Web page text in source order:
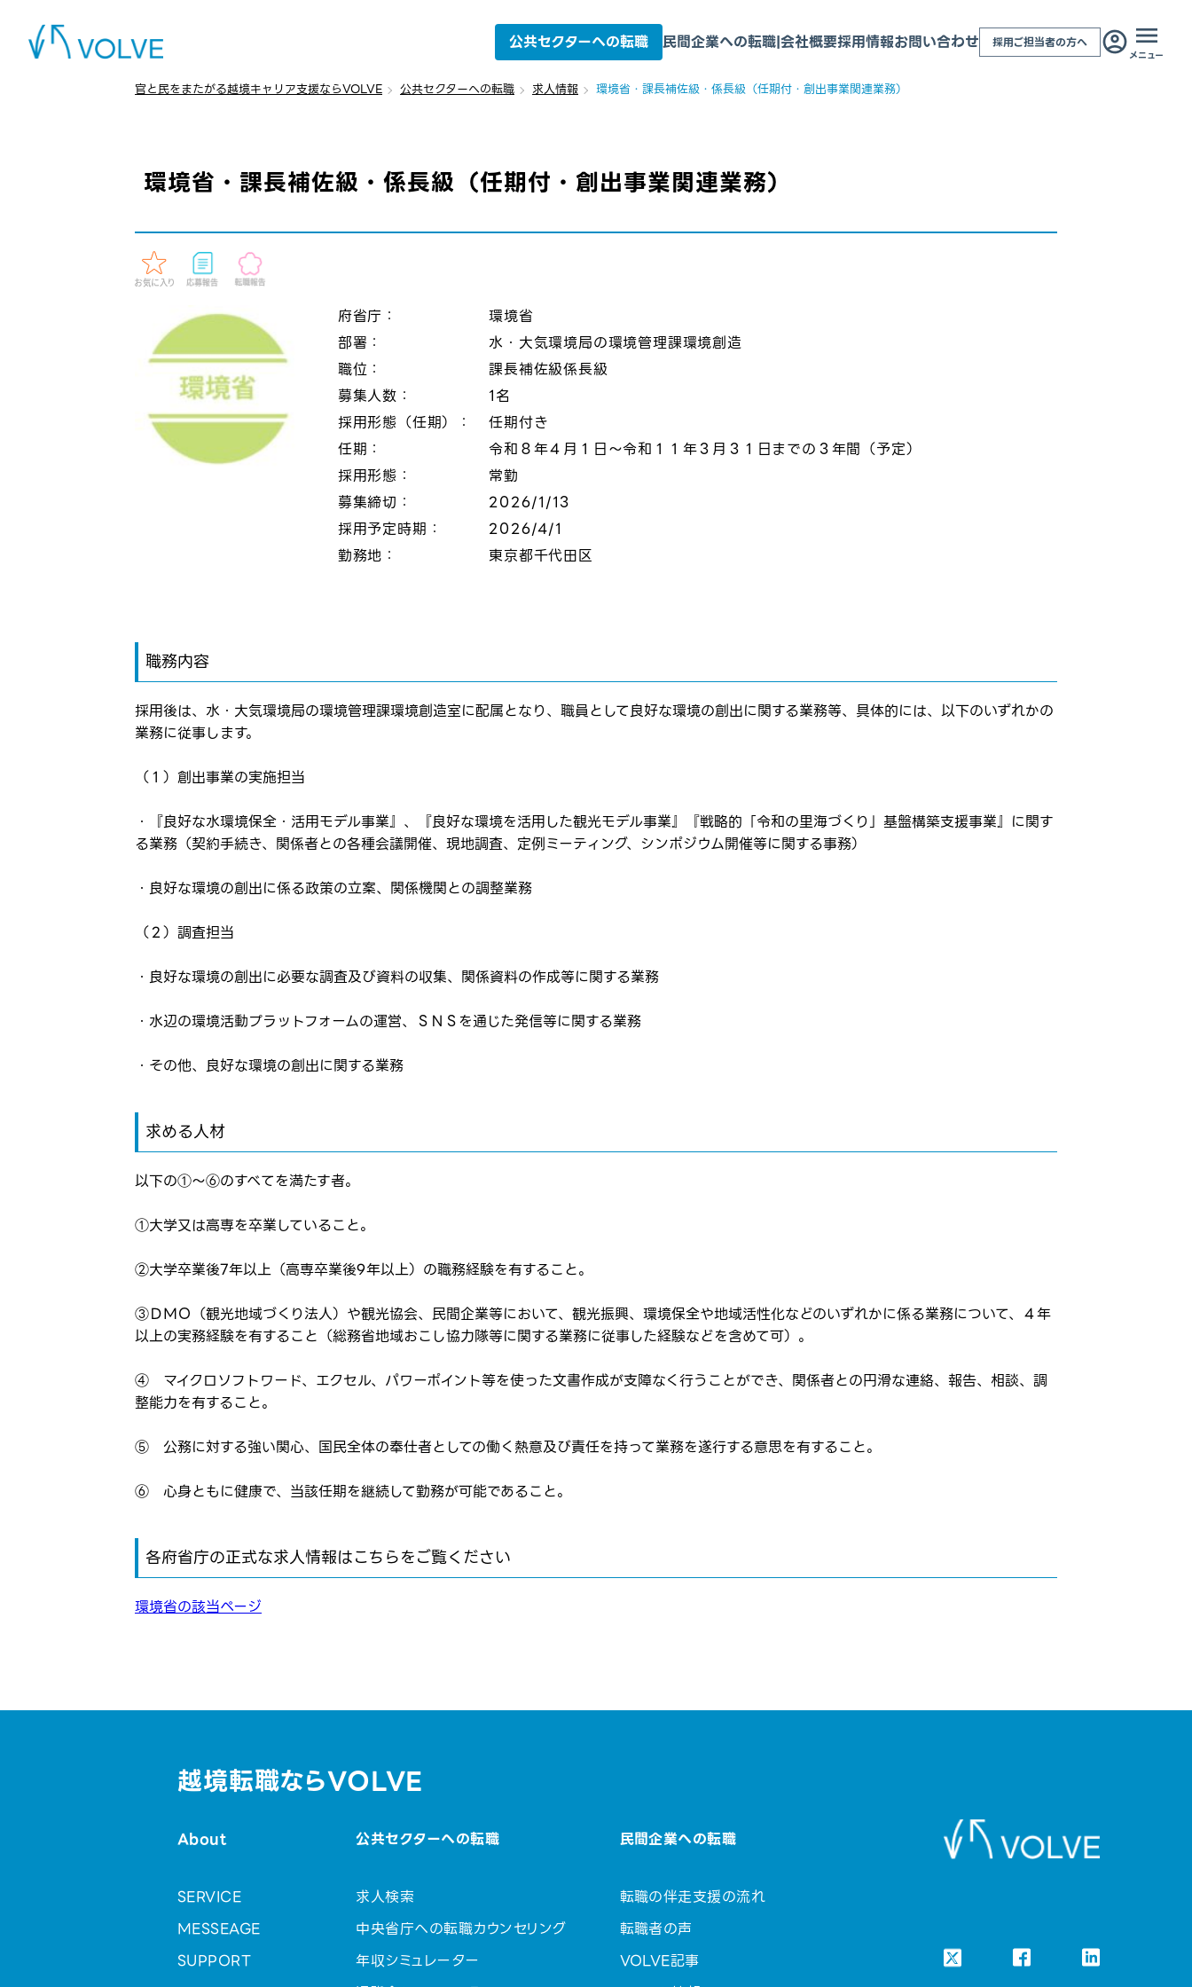
公共セクターへの転職 民間企業への転職|会社概要採用情報お問い合わせ 採用ご担当者の方へ
メニュー
弊社ホームページの求人票をみて
応募した方へ
弊社ホームページの求人票をみて
転職報告をする
ログイン
※パスワードを忘れた方は
新規会員登録
官と民をまたがる越境キャリア支援ならVOLVE 公共セクターへの転職 求人情報 環境省・課長補佐級・係長級（任期付・創出事業関連業務）
環境省・課長補佐級・係長級（任期付・創出事業関連業務）
府省庁：
環境省
部署：
水・大気環境局の環境管理課環境創造
職位：
課長補佐級係長級
募集人数：
1名
採用形態（任期）：
任期付き
任期：
令和８年４月１日～令和１１年３月３１日までの３年間（予定）
採用形態：
常勤
募集締切：
2026/1/13
採用予定時期：
2026/4/1
勤務地：
東京都千代田区
職務内容
採用後は、水・大気環境局の環境管理課環境創造室に配属となり、職員として良好な環境の創出に関する業務等、具体的には、以下のいずれかの
業務に従事します。
（１）創出事業の実施担当
・『良好な水環境保全・活用モデル事業』、『良好な環境を活用した観光モデル事業』『戦略的「令和の里海づくり」基盤構築支援事業』に関す
る業務（契約手続き、関係者との各種会議開催、現地調査、定例ミーティング、シンポジウム開催等に関する事務）
・良好な環境の創出に係る政策の立案、関係機関との調整業務
（２）調査担当
・良好な環境の創出に必要な調査及び資料の収集、関係資料の作成等に関する業務
・水辺の環境活動プラットフォームの運営、ＳＮＳを通じた発信等に関する業務
・その他、良好な環境の創出に関する業務
求める人材
以下の①～⑥のすべてを満たす者。
①大学又は高専を卒業していること。
②大学卒業後7年以上（高専卒業後9年以上）の職務経験を有すること。
③ＤＭＯ（観光地域づくり法人）や観光協会、民間企業等において、観光振興、環境保全や地域活性化などのいずれかに係る業務について、４年
以上の実務経験を有すること（総務省地域おこし協力隊等に関する業務に従事した経験などを含めて可）。
④ マイクロソフトワード、エクセル、パワーポイント等を使った文書作成が支障なく行うことができ、関係者との円滑な連絡、報告、相談、調
整能力を有すること。
⑤ 公務に対する強い関心、国民全体の奉仕者としての働く熱意及び責任を持って業務を遂行する意思を有すること。
⑥ 心身ともに健康で、当該任期を継続して勤務が可能であること。
各府省庁の正式な求人情報はこちらをご覧ください
環境省の該当ページ
越境転職ならVOLVE
About
SERVICE
MESSEAGE
SUPPORT
公共セクターへの転職
求人検索
中央省庁への転職カウンセリング
年収シミュレーター
民間企業への転職
転職の伴走支援の流れ
転職者の声
VOLVE記事